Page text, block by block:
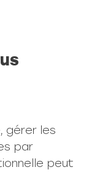
gérer les
par
peut